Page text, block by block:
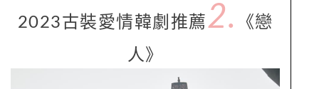
2023古裝愛情韓劇推薦 2.
《戀
人》